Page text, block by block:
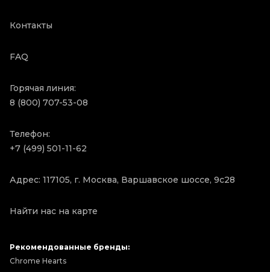
Контакты
FAQ
Горячая линия:
8 (800) 707-53-08
Телефон:
+7 (499) 501-11-62
Адрес: 117105, г. Москва, Варшавское шоссе, 9с28
Найти нас на карте
Рекомендованные бренды:
Chrome Hearts